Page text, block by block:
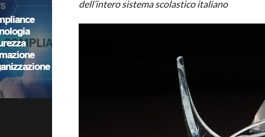
dell’intero sistema scolastico italiano